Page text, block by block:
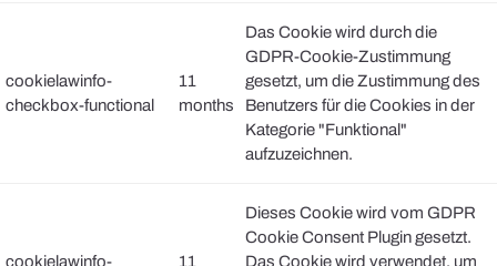
cookielawinfo-
checkbox-functional
11
months
Das Cookie wird durch die
GDPR-Cookie-Zustimmung
gesetzt, um die Zustimmung des
Benutzers für die Cookies in der
Kategorie "Funktional"
aufzuzeichnen.
cookielawinfo-
11
Dieses Cookie wird vom GDPR
Cookie Consent Plugin gesetzt.
Das Cookie wird verwendet, um